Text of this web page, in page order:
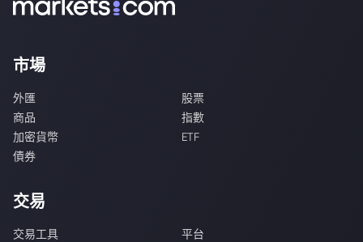
市場
外匯
股票
商品
指數
加密貨幣
ETF
債券
交易
交易工具
平台